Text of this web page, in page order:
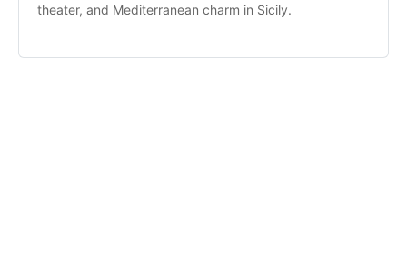
theater, and Mediterranean charm in Sicily.